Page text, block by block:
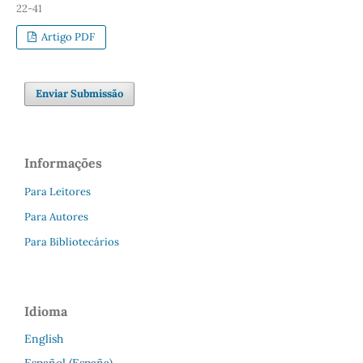
22-41
Artigo PDF
Enviar Submissão
Informações
Para Leitores
Para Autores
Para Bibliotecários
Idioma
English